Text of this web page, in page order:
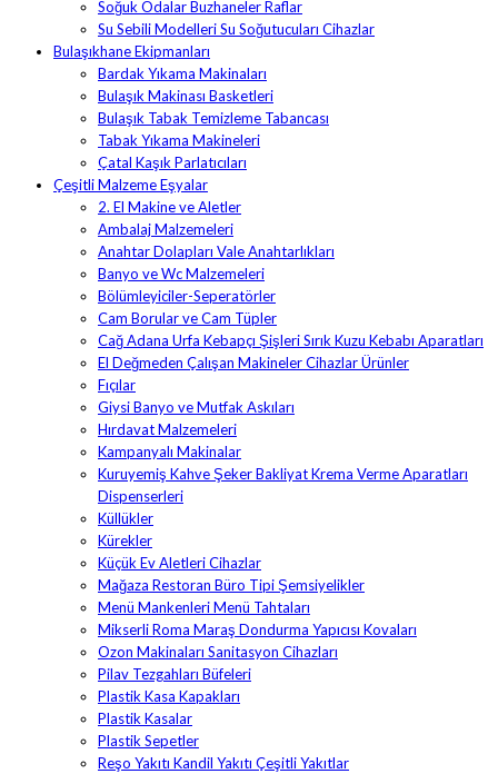
Soğuk Odalar Buzhaneler Raflar
Su Sebili Modelleri Su Soğutucuları Cihazlar
Bulaşıkhane Ekipmanları
Bardak Yıkama Makinaları
Bulaşık Makinası Basketleri
Bulaşık Tabak Temizleme Tabancası
Tabak Yıkama Makineleri
Çatal Kaşık Parlatıcıları
Çeşitli Malzeme Eşyalar
2. El Makine ve Aletler
Ambalaj Malzemeleri
Anahtar Dolapları Vale Anahtarlıkları
Banyo ve Wc Malzemeleri
Bölümleyiciler-Seperatörler
Cam Borular ve Cam Tüpler
Cağ Adana Urfa Kebapçı Şişleri Sırık Kuzu Kebabı Aparatları
El Değmeden Çalışan Makineler Cihazlar Ürünler
Fıçılar
Giysi Banyo ve Mutfak Askıları
Hırdavat Malzemeleri
Kampanyalı Makinalar
Kuruyemiş Kahve Şeker Bakliyat Krema Verme Aparatları
Dispenserleri
Küllükler
Kürekler
Küçük Ev Aletleri Cihazlar
Mağaza Restoran Büro Tipi Şemsiyelikler
Menü Mankenleri Menü Tahtaları
Mikserli Roma Maraş Dondurma Yapıcısı Kovaları
Ozon Makinaları Sanitasyon Cihazları
Pilav Tezgahları Büfeleri
Plastik Kasa Kapakları
Plastik Kasalar
Plastik Sepetler
Reşo Yakıtı Kandil Yakıtı Çeşitli Yakıtlar